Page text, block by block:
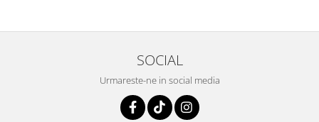
SOCIAL
Urmareste-ne in social media